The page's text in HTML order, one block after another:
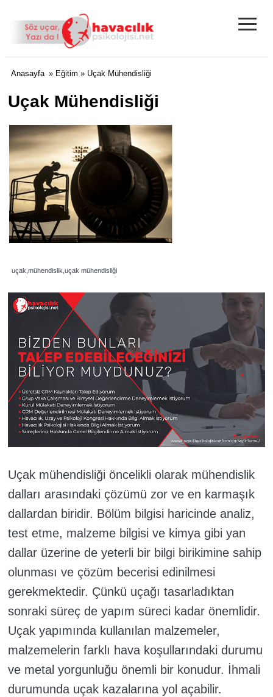
≡
Anasayfa » Eğitim » Uçak Mühendisliği
Uçak Mühendisliği
uçak,mühendislik,uçak mühendisliği
Uçak mühendisliği öncelikli olarak mühendislik
dalları arasındaki çözümü zor ve en karmaşık
dallardan biridir. Bölüm bilgisi haricinde analiz,
test etme, malzeme bilgisi ve kimya gibi yan
dallar üzerine de yeterli bir bilgi birikimine sahip
olunması ve çözüm becerisi edinilmesi
gerekmektedir. Çünkü uçağı tasarladıktan
sonraki süreç de yapım süreci kadar önemlidir.
Uçak yapımında kullanılan malzemeler,
malzemelerin farklı hava koşullarındaki durumu
ve metal yorgunluğu önemli bir konudur. İhmali
durumunda uçak kazalarına yol açabilir.